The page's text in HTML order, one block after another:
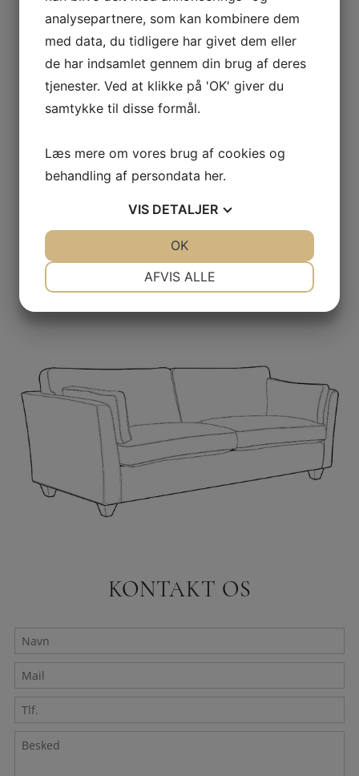
ARAMIS SOFA
5 størrelser | 1 Møbelstof
KONTAKT OS
Navn
Mail *
Tlf.
Besked
analysepartnere, som kan kombinere dem
med data, du tidligere har givet dem eller
de har indsamlet gennem din brug af deres
tjenester. Ved at klikke på 'OK' giver du
samtykke til disse formål.
Læs mere om vores brug af cookies og
behandling af persondata her.
VIS DETALJER
NØDVENDIGE PRÆFERENCER
MARKETING STATISTIK
AFVIS ALLE
OK